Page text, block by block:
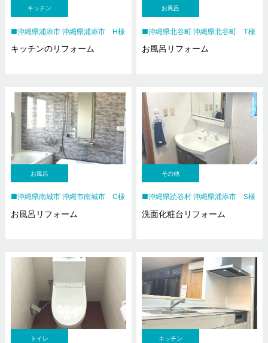
キッチン
沖縄県浦添市 沖縄県浦添市 H様
キッチンのリフォーム
お風呂
沖縄県北谷町 沖縄県北谷町 T様
お風呂リフォーム
お風呂
沖縄県南城市 沖縄市南城市 C様
お風呂リフォーム
その他
沖縄県読谷村 沖縄県浦添市 S様
洗面化粧台リフォーム
トイレ キッチン